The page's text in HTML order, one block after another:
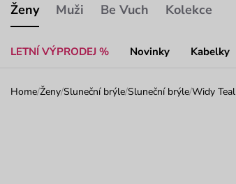
Ženy
LETNÍ VÝPRODEJ % Novinky Kabelky
Muži Be Vuch Kolekce
Home/Ženy/Sluneční brýle/Sluneční brýle/Widy Teal